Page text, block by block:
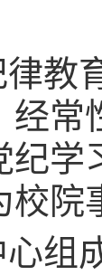
教
常
纪
校院
组